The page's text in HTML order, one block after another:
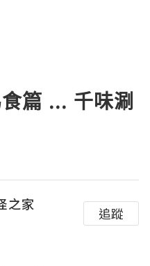
篇 ... 千味涮
之家
追蹤